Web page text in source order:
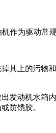
作为驱动常
其上的污物
发动机水箱
防锈胶。